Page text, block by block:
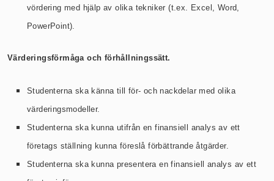
vördering med hjälp av olika tekniker (t.ex. Excel, Word,
PowerPoint).
Värderingsförmåga och förhållningssätt.
Studenterna ska känna till för- och nackdelar med olika
värderingsmodeller.
Studenterna ska kunna utifrån en finansiell analys av ett
företags ställning kunna föreslå förbättrande åtgärder.
Studenterna ska kunna presentera en finansiell analys av ett